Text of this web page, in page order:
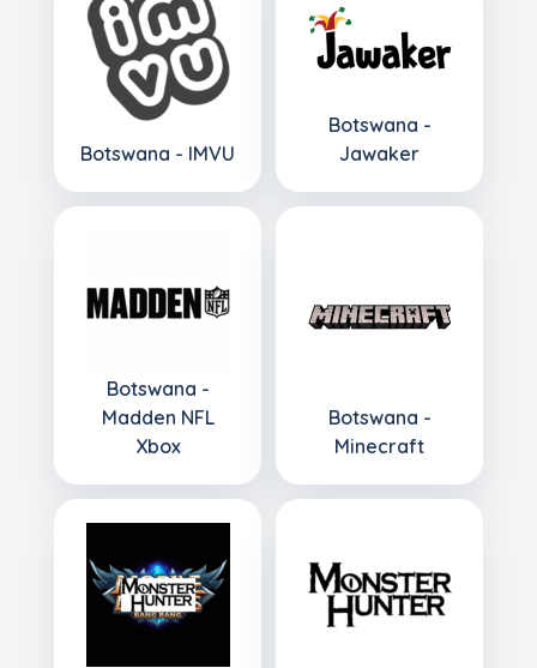
Botswana - IMVU
Botswana -
Jawaker
Botswana -
Madden NFL
Xbox
Botswana -
Minecraft